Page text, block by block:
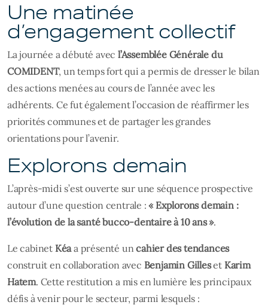
Une matinée
d’engagement collectif
La journée a débuté avec l’Assemblée Générale du
COMIDENT, un temps fort qui a permis de dresser le bilan
des actions menées au cours de l’année avec les
adhérents. Ce fut également l’occasion de réaffirmer les
priorités communes et de partager les grandes
orientations pour l’avenir.
Explorons demain
L’après-midi s’est ouverte sur une séquence prospective
autour d’une question centrale :« Explorons demain :
l’évolution de la santé bucco-dentaire à 10 ans ».
Le cabinet Kéaa présenté uncahier des tendances
construit en collaboration avec Benjamin Gilleset Karim
Hatem. Cette restitution a mis en lumière les principaux
défis à venir pour le secteur, parmi lesquels :